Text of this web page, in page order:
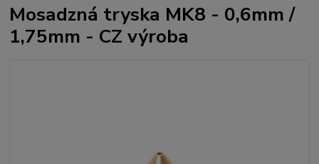
Mosadzná tryska MK8 - 0,6mm /
1,75mm - CZ výroba